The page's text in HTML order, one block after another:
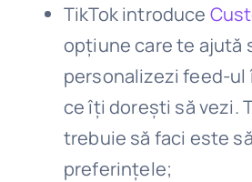
TikTok introduce
opțiune carete ajută
personalizezi feed-ul
ce îți dorești să vezi.
trebuie să faci este
preferințele;